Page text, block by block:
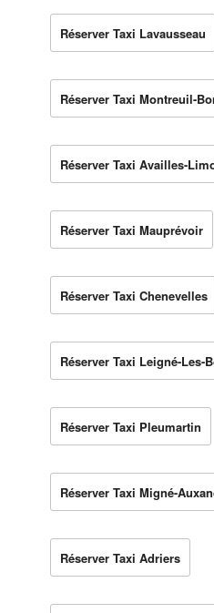
Réserver Taxi Lavausseau
Réserver Taxi Montreuil-
Réserver Taxi Availles-
Réserver Taxi Mauprévoir
Réserver Taxi Chenevelles
Réserver Taxi Leigné-Les-
Réserver Taxi Pleumartin
Réserver Taxi Migné-
Réserver Taxi Adriers